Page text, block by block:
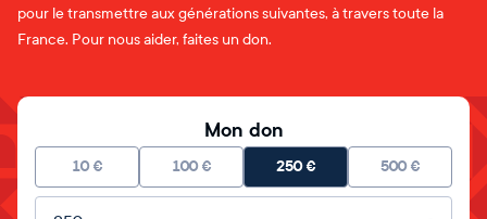
pour le transmettre aux générations suivantes, à travers toute la
France. Pour nous aider, faites un don.
Mon don
10 € 100 € 250€ 500 €
Montant libre